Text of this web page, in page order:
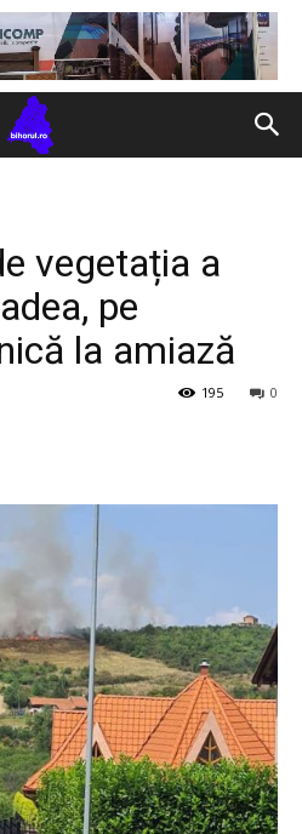
vegetația a
pe
la amiază
0
195